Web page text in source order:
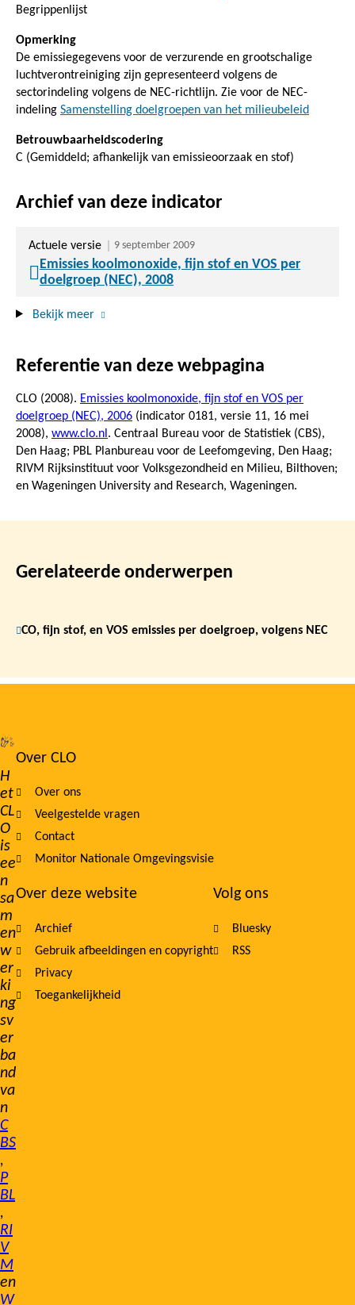
Begrippenlijst
Opmerking
De emissiegegevens voor de verzurende en grootschalige
luchtverontreiniging zijn gepresenteerd volgens de
sectorindeling volgens de NEC-richtlijn. Zie voor de NEC-
indeling Samenstelling doelgroepen van het milieubeleid
Betrouwbaarheidscodering
C (Gemiddeld; afhankelijk van emissieoorzaak en stof)
Archief van deze indicator
Actuele versie 9 september 2009
Emissies koolmonoxide, fijn stof en VOS per
doelgroep (NEC), 2008
Bekijk meer
Referentie van deze webpagina
CLO (2008). Emissies koolmonoxide, fijn stof en VOS per
doelgroep (NEC), 2006 (indicator 0181, versie 11, 16 mei
2008), www.clo.nl . Centraal Bureau voor de Statistiek (CBS),
Den Haag; PBL Planbureau voor de Leefomgeving, Den Haag;
RIVM Rijksinstituut voor Volksgezondheid en Milieu, Bilthoven;
en Wageningen University and Research, Wageningen.
Gerelateerde onderwerpen
CO, fijn stof, en VOS emissies per doelgroep, volgens NEC
H
et
CL
O
is
ee
n
sa
m
en
w
er
ki
ng
sv
er
ba
nd
va
n
C
BS
,
P
BL
,
RI
V
M
en
W
Footer
navigation
Over CLO
Over ons
Veelgestelde vragen
Contact
Monitor Nationale Omgevingsvisie
Over deze website
Archief
Gebruik afbeeldingen en copyright
Privacy
Toegankelijkheid
Volg ons
Bluesky
RSS